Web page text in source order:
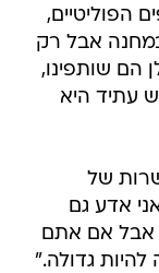
הפוליטיים,
אבל רק
הם שותפינו,
עתיד היא
של
אדע גם
אבל אם אתם
להיות גדולה."